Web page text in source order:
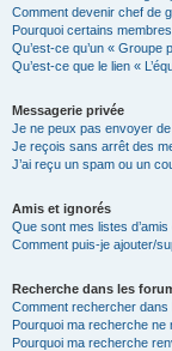
Comment devenir chef de
Pourquoi certains
Qu’est-ce qu’un « Groupe
Qu’est-ce que le lien «
Messagerie privée
Je ne peux pas envoyer
Je reçois sans arrêt des
J’ai reçu un spam ou un
Amis et ignorés
Que sont mes listes d’amis
Comment puis-je ajouter/
Recherche dans les
Comment rechercher dans
Pourquoi ma recherche ne
Pourquoi ma recherche